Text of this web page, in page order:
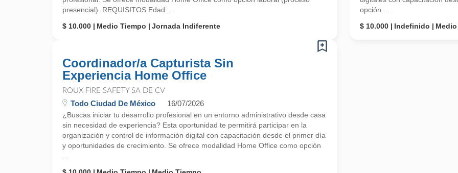
presencial). REQUISITOS Edad ...
$ 10.000
Medio Tiempo Jornada Indiferente
opción ...
$ 10.000
Indefinido
Coordinador/a Capturista Sin
Experiencia Home Office
ROUX FIRE SAFETY SA DE CV
Todo Ciudad De México 16/07/2026
¿Buscas iniciar tu desarrollo profesional en un entorno administrativo desde casa
sin necesidad de experiencia? Esta oportunidad te permitirá participar en la
organización y control de información digital con capacitación desde el primer día
y oportunidades de crecimiento. Se ofrece modalidad Home Office como opción